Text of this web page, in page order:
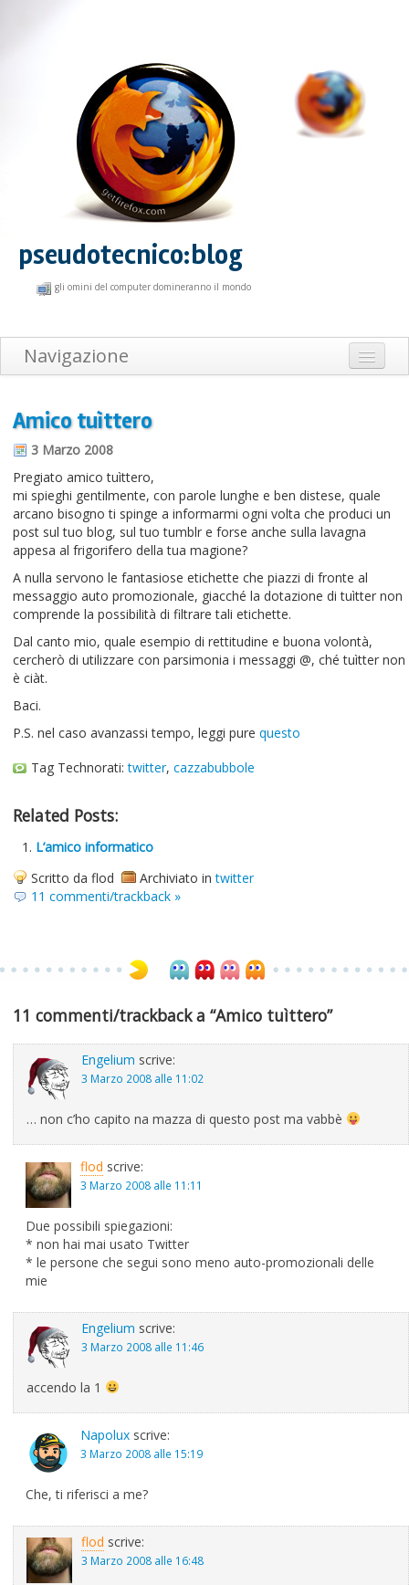
pseudotecnico:blog
gli omini del computer domineranno il mondo
Navigazione
Informazioni sul blog
Varie
Cookie
Amico tuìttero
3 Marzo 2008
Pregiato amico tuìttero,
mi spieghi gentilmente, con parole lunghe e ben distese, quale
arcano bisogno ti spinge a informarmi ogni volta che produci un
post sul tuo blog, sul tuo tumblr e forse anche sulla lavagna
appesa al frigorifero della tua magione?
A nulla servono le fantasiose etichette che piazzi di fronte al
messaggio auto promozionale, giacché la dotazione di tuìtter non
comprende la possibilità di filtrare tali etichette.
Dal canto mio, quale esempio di rettitudine e buona volontà,
cercherò di utilizzare con parsimonia i messaggi @, ché tuìtter non
è ciàt.
Baci.
P.S. nel caso avanzassi tempo, leggi pure questo
Tag Technorati:twitter, cazzabubbole
Related Posts:
L’amico informatico
Scritto da flod
Archiviato intwitter
11 commenti/trackback »
11 commenti/trackback a “Amico tuìttero”
Engelium scrive:
3 Marzo 2008 alle 11:02
… non c’ho capito na mazza di questo post ma vabbè
flod scrive:
3 Marzo 2008 alle 11:11
Due possibili spiegazioni:
* non hai mai usato Twitter
* le persone che segui sono meno auto-promozionali delle
mie
Engelium scrive:
3 Marzo 2008 alle 11:46
accendo la 1
Napolux scrive:
3 Marzo 2008 alle 15:19
Che, ti riferisci a me?
flod scrive:
3 Marzo 2008 alle 16:48